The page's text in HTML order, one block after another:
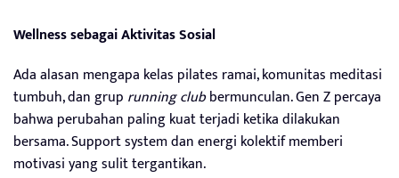
Wellness sebagai Aktivitas Sosial
Ada alasan mengapa kelas pilates ramai, komunitas meditasi
tumbuh, dan grup running clubbermunculan. Gen Z percaya
bahwa perubahan paling kuat terjadi ketika dilakukan
bersama. Support system dan energi kolektif memberi
motivasi yang sulit tergantikan.